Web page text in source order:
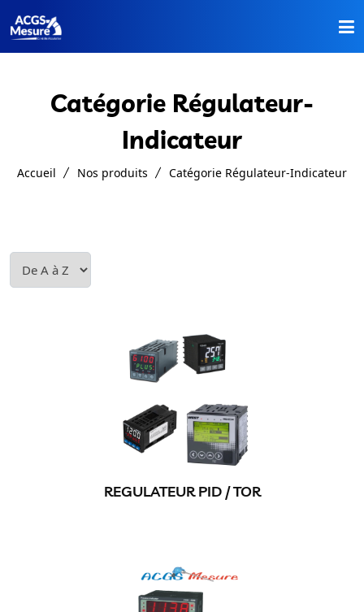
Nos Produits
Catégorie Régulateur-
Indicateur
Accueil Nos produits Catégorie Régulateur-Indicateur
REGULATEUR PID / TOR